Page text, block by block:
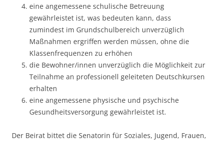
eine angemessene schulische Betreuung
gewährleistet ist, was bedeuten kann, dass
zumindest im Grundschulbereich unverzüglich
Maßnahmen ergriffen werden müssen, ohne die
Klassenfrequenzen zu erhöhen
die Bewohner/innen unverzüglich die Möglichkeit zur
Teilnahme an professionell geleiteten Deutschkursen
erhalten
eine angemessene physische und psychische
Gesundheitsversorgung gewährleistet ist.
Der Beirat bittet die Senatorin für Soziales, Jugend, Frauen,